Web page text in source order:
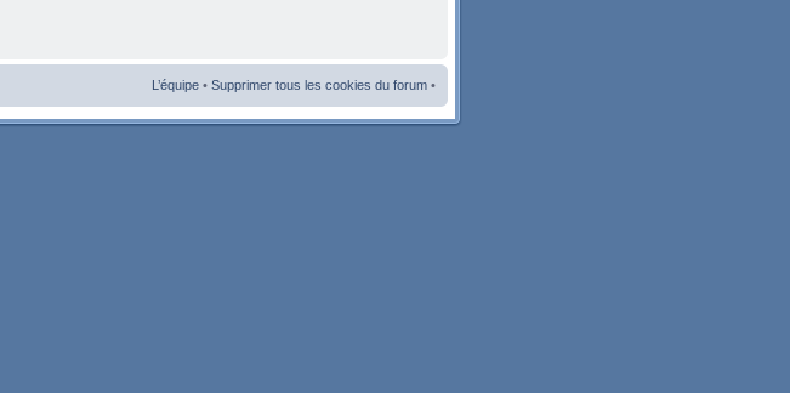
L’équipe • Supprimer tous les cookies du forum •